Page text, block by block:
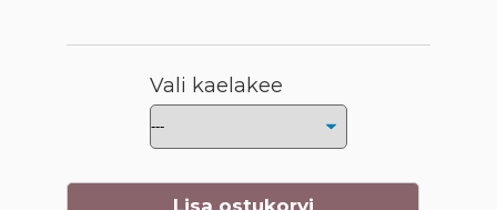
Vali kaelakee
Lisa ostukorvi